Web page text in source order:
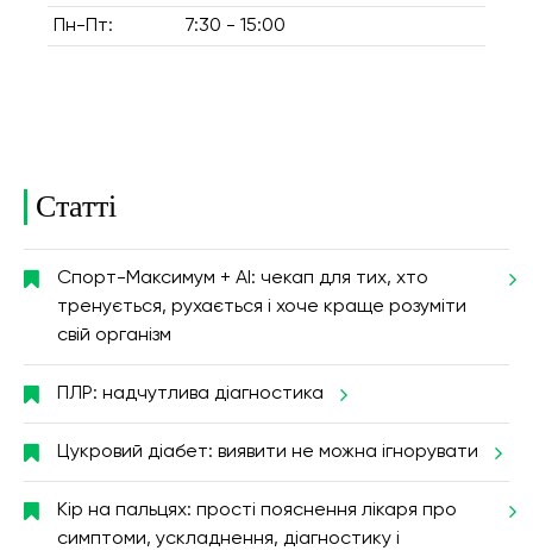
Пн-Пт: 7:30 - 15:00
Статті
Спорт-Максимум + AI: чекап для тих, хто
тренується, рухається і хоче краще розуміти
свій організм
ПЛР: надчутлива діагностика
Цукровий діабет: виявити не можна ігнорувати
Кір на пальцях: прості пояснення лікаря про
симптоми, ускладнення, діагностику і